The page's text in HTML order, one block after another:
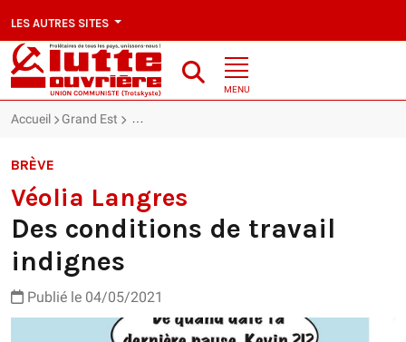
LES AUTRES SITES
MENU
Accueil Grand Est Véolia Langres : Des conditions de travail indignes
BRÈVE
Véolia Langres
Des conditions de travail
indignes
Publié le 04/05/2021